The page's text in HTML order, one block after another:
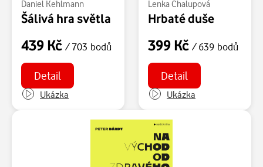
Daniel Kehlmann
Šálivá hra světla
439 Kč / 703 bodů
Detail
Ukázka
Lenka Chalupová
Hrbaté duše
399 Kč / 639 bodů
Detail
Ukázka